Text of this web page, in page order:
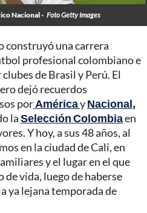
Nacional - Foto Getty Images
construyó una carrera
profesional colombiano e
de Brasil y Perú. El
dejó recuerdos
porAméricayNacional,
laSelección Colombiaen
Y hoy, a sus 48 años, al
en la ciudad de Cali, en
y el lugar en el que
vida, luego de haberse
ya lejana temporada de